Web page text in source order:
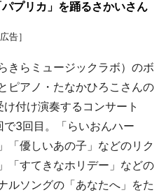
プリカ」を踊るさかいさん
広告］
らミュージックラボ）のボ
ピアノ・たなかひろこさんの
付け演奏するコンサート
3回目。「らいおんハー
「優しいあの子」などのリク
「すてきなホリデー」などの
ルソングの「あなたへ」をた